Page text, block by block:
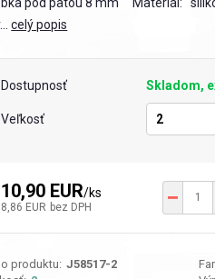
celý popis
Dostupnosť Skladom,
Veľkosť
10,90 EUR/ks
8,86 EUR bez DPH
produktu: J58517-2